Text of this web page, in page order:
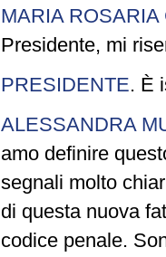
MARIA ROSARIA
Presidente, mi
PRESIDENTE. È
ALESSANDRA
amo definire
segnali molto
di questa nuova
codice penale.